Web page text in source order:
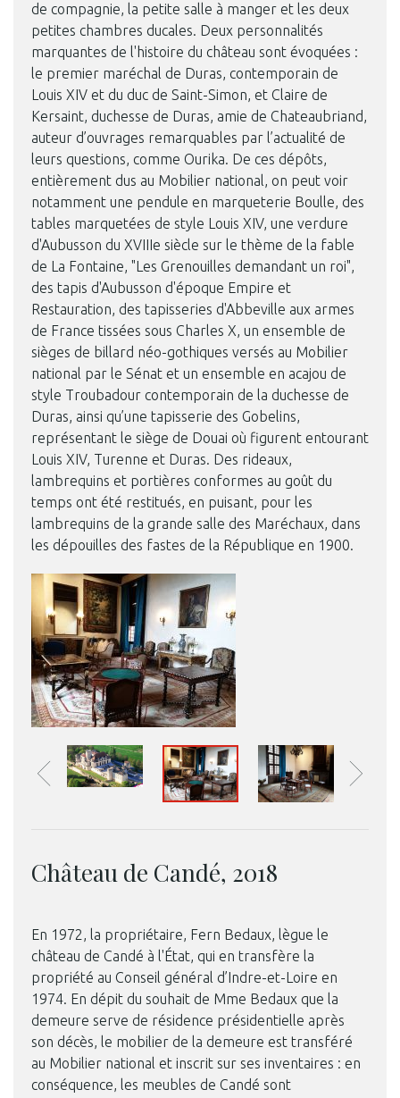
de compagnie, la petite salle à manger et les deux
petites chambres ducales. Deux personnalités
marquantes de l'histoire du château sont évoquées :
le premier maréchal de Duras, contemporain de
Louis XIV et du duc de Saint-Simon, et Claire de
Kersaint, duchesse de Duras, amie de Chateaubriand,
auteur d’ouvrages remarquables par l’actualité de
leurs questions, comme Ourika. De ces dépôts,
entièrement dus au Mobilier national, on peut voir
notamment une pendule en marqueterie Boulle, des
tables marquetées de style Louis XIV, une verdure
d'Aubusson du XVIIIe siècle sur le thème de la fable
de La Fontaine, "Les Grenouilles demandant un roi",
des tapis d'Aubusson d'époque Empire et
Restauration, des tapisseries d'Abbeville aux armes
de France tissées sous Charles X, un ensemble de
sièges de billard néo-gothiques versés au Mobilier
national par le Sénat et un ensemble en acajou de
style Troubadour contemporain de la duchesse de
Duras, ainsi qu’une tapisserie des Gobelins,
représentant le siège de Douai où figurent entourant
Louis XIV, Turenne et Duras. Des rideaux,
lambrequins et portières conformes au goût du
temps ont été restitués, en puisant, pour les
lambrequins de la grande salle des Maréchaux, dans
les dépouilles des fastes de la République en 1900.
Château de Candé, 2018
En 1972, la propriétaire, Fern Bedaux, lègue le
château de Candé à l'État, qui en transfère la
propriété au Conseil général d’Indre-et-Loire en
1974. En dépit du souhait de Mme Bedaux que la
demeure serve de résidence présidentielle après
son décès, le mobilier de la demeure est transféré
au Mobilier national et inscrit sur ses inventaires : en
conséquence, les meubles de Candé sont